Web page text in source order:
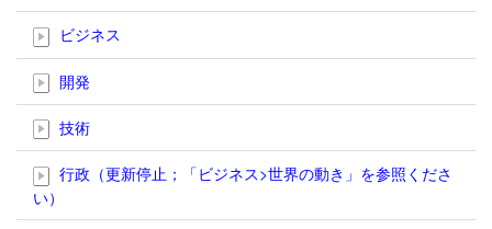
ビジネス
開発
技術
行政（更新停止；「ビジネス>世界の動き」を参照くださ
い）